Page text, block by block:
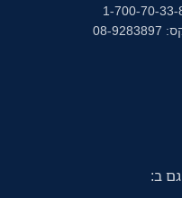
1-700-70-33-
ב: